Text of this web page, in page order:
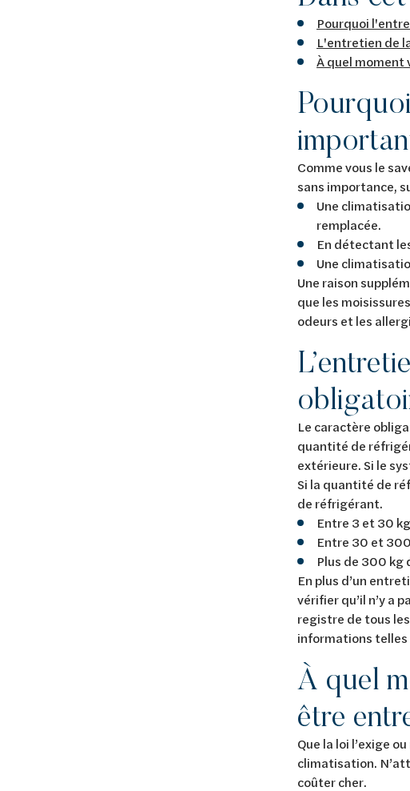
Pourquoi
L'entretien de
À quel
Comme vous le
sans importance,
Une
remplacée.
En détectant
Une
Une raison
que les
odeurs et les
Le caractère
quantité de
extérieure. Si le
Si la quantité de
de réfrigérant.
Entre 3 et 30
Entre 30 et
Plus de 300
En plus d’un
vérifier qu’il n’y a
registre de tous
informations telles
À quel
être
Que la loi l’exige
climatisation.
coûter cher.